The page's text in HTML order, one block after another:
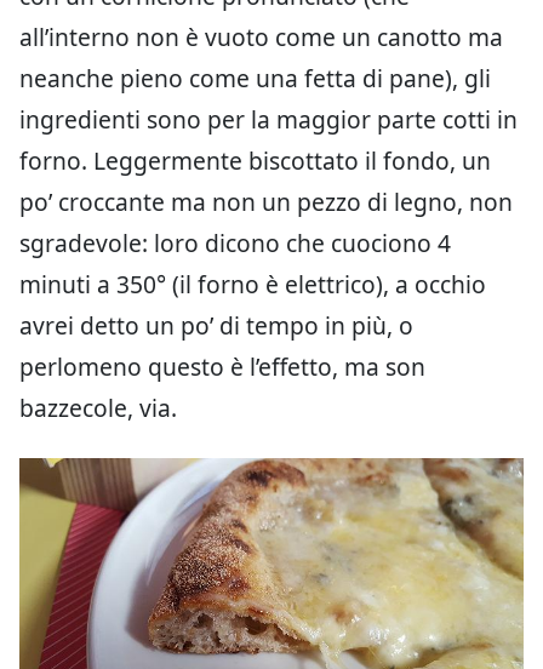
all’interno non è vuoto come un canotto ma
neanche pieno come una fetta di pane), gli
ingredienti sono per la maggior parte cotti in
forno. Leggermente biscottato il fondo, un
po’ croccante ma non un pezzo di legno, non
sgradevole: loro dicono che cuociono 4
minuti a 350° (il forno è elettrico), a occhio
avrei detto un po’ di tempo in più, o
perlomeno questo è l’effetto, ma son
bazzecole, via.